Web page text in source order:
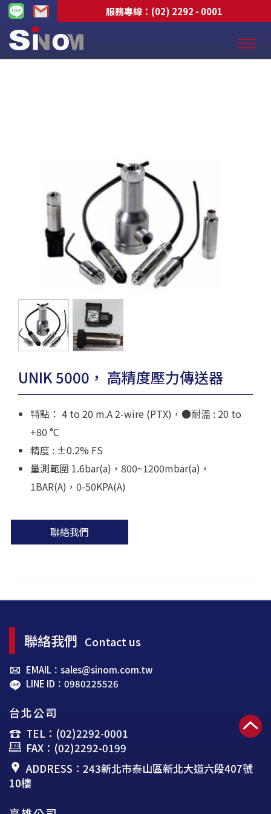
服務專線： (02) 2292 - 0001
UNIK 5000， 高精度壓力傳送器
特點： 4 to 20 m.A 2-wire (PTX)，●耐溫 : 20 to
+80 °C
精度 : ±0.2% FS
量測範圍 1.6bar(a)，800~1200mbar(a)，
1BAR(A)，0-50KPA(A)
聯絡我們
聯絡我們 Contact us
EMAIL：sales@sinom.com.tw
LINE ID：0980225526
台北公司
TEL：(02)2292-0001
FAX：(02)2292-0199
ADDRESS：243新北市泰山區新北大道六段407號
10樓